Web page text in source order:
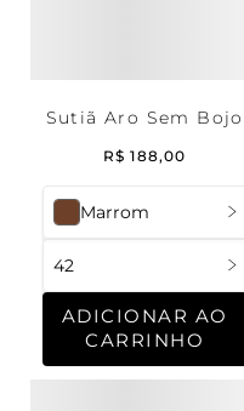
Marrom
42
ADICIONAR AO
CARRINHO
Sutiã Aro Sem Bojo
R$ 188,00